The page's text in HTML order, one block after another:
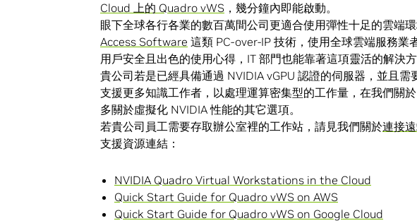
Cloud 上的 Quadro vWS ，幾分鐘內即能啟動。
眼下全球各行各業的數百萬間公司更適合使用彈性十足的雲端
Access Software 這類 PC-over-IP 技術，使用全球雲端服務
用戶安全且出色的使用心得，IT 部門也能靠著這項靈活的解決
貴公司若是已經具備通過 NVIDIA vGPU 認證的伺服器，並且
支援更多知識工作者，以處理運算密集型的工作量，在我們關於
多關於虛擬化 NVIDIA 性能的其它選項。
若貴公司員工需要存取辦公室裡的工作站，請見我們關於連接
支援資源連結：
NVIDIA Quadro Virtual Workstations in the Cloud
Quick Start Guide for Quadro vWS on AWS
Quick Start Guide for Quadro vWS on Google Cloud